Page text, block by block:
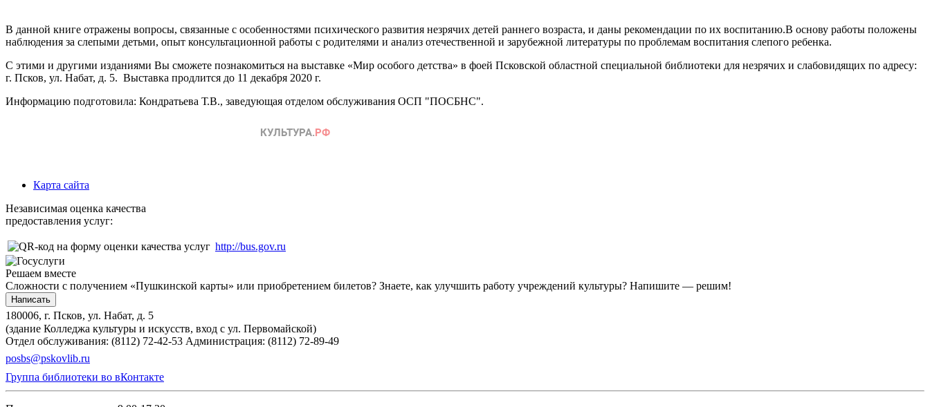
В данной книге отражены вопросы, связанные с особенностями психического развития незрячих детей раннего возраста, и даны рекомендации по их воспитанию.В основу работы положены
наблюдения за слепыми детьми, опыт консультационной работы с родителями и анализ отечественной и зарубежной литературы по проблемам воспитания слепого ребенка.
С этими и другими изданиями Вы сможете познакомиться на выставке «Мир особого детства» в фоей Псковской областной специальной библиотеки для незрячих и слабовидящих по адресу:
г. Псков, ул. Набат, д. 5. Выставка продлится до 11 декабря 2020 г.
Информацию подготовила: Кондратьева Т.В., заведующая отделом обслуживания ОСП "ПОСБНС".
Карта сайта
Независимая оценка качества
предоставления услуг:
http://bus.gov.ru
Решаем вместе
Сложности с получением «Пушкинской карты» или приобретением билетов? Знаете, как улучшить работу учреждений культуры? Напишите — решим!
Написать
180006, г. Псков, ул. Набат, д. 5
(здание Колледжа культуры и искусств, вход с ул. Первомайской)
Отдел обслуживания: (8112) 72-42-53 Администрация: (8112) 72-89-49
posbs@pskovlib.ru
Группа библиотеки во вКонтакте